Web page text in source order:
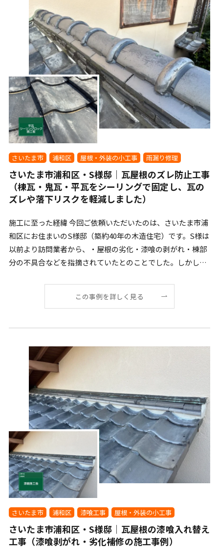
さいたま市 浦和区 屋根・外装の小工事 雨漏り修理
さいたま市浦和区・S様邸｜瓦屋根のズレ防止工事
（棟瓦・鬼瓦・平瓦をシーリングで固定し、瓦の
ズレや落下リスクを軽減しました）
施工に至った経緯 今回ご依頼いただいたのは、さいたま市浦
和区にお住まいのS様邸（築約40年の木造住宅）です。S様は
以前より訪問業者から、・屋根の劣化・漆喰の剥がれ・棟部
分の不具合などを指摘されていたとのことでした。しかし
この事例を詳しく見る
さいたま市 浦和区 漆喰工事 屋根・外装の小工事
さいたま市浦和区・S様邸｜瓦屋根の漆喰入れ替え
工事（漆喰剥がれ・劣化補修の施工事例）